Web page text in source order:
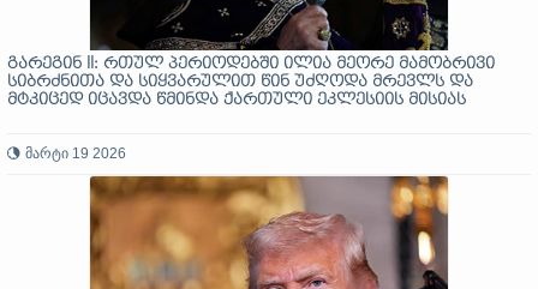
გარეგინ II: რთულ პერიოდებში ილია მეორე მამობრივი
სიბრძნითა და სიყვარულით წინ უძღოდა მრევლს და
მტკიცედ იცავდა წმინდა ქართული ეკლესიის მისიას
მარტი 19 2026